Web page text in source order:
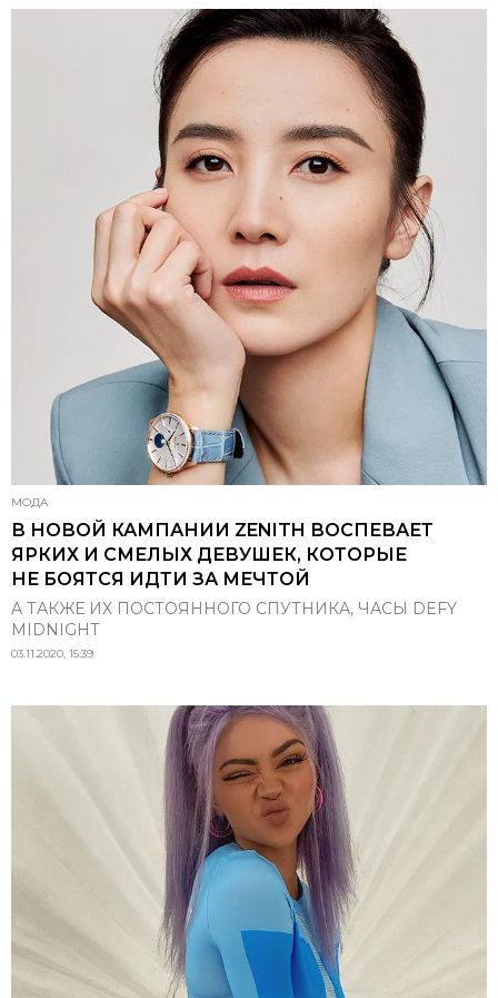
МОДА
В НОВОЙ КАМПАНИИ ZENITH ВОСПЕВАЕТ
ЯРКИХ И СМЕЛЫХ ДЕВУШЕК, КОТОРЫЕ
НЕ БОЯТСЯ ИДТИ ЗА МЕЧТОЙ
А ТАКЖЕ ИХ ПОСТОЯННОГО СПУТНИКА, ЧАСЫ DEFY
MIDNIGHT
03.11.2020, 15:39